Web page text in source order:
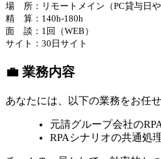
場 所：リモートメイン（PC貸与日
精 算：140h-180h
面 談：1回（WEB）
サイト：30日サイト
💼 業務内容
あなたには、以下の業務をお任
元請グループ会社の
RPAシナリオの共通処